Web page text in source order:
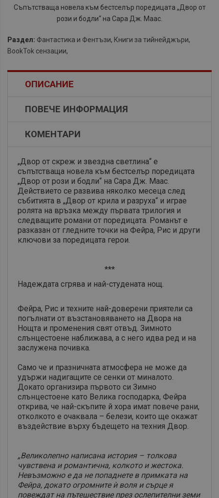
Съпътстваща новела към бестселър поредицата „Двор от
рози и бодли“ на Сара Дж. Маас.
Раздел: Фантастика и Фентъзи, Книги за тийнейджъри,
BookTok сензации,
ОПИСАНИЕ
ПОВЕЧЕ ИНФОРМАЦИЯ
КОМЕНТАРИ
„Двор от скреж и звездна светлина“ е
съпътстваща новела към бестселър поредицата
„Двор от рози и бодли“ на Сара Дж. Маас.
Действието се развива няколко месеца след
събитията в „Двор от крила и разруха“ и играе
ролята на връзка между първата трилогия и
следващите романи от поредицата. Романът е
разказан от гледните точки на Фейра, Рис и други
ключови за поредицата герои.
***
Надеждата сгрява и най-студената нощ.
Фейра, Рис и техните най-доверени приятели са
погълнати от възстановяването на Двора на
Нощта и променения свят отвъд. Зимното
слънцестоене наближава, а с него идва ред и на
заслужена почивка.
Само че и празничната атмосфера не може да
удържи надигащите се сенки от миналото.
Докато организира първото си Зимно
слънцестоене като Велика господарка, Фейра
открива, че най-скъпите й хора имат повече рани,
отколкото е очаквала – белези, които ще окажат
въздействие върху бъдещето на техния Двор.
„Великолепно написана история – толкова
чувствена и романтична, колкото и жестока.
Невъзможно е да не попаднете в примката на
Фейра, докато огромните ѝ воля и сърце я
повеждат на пътешествие през ослепителни земи